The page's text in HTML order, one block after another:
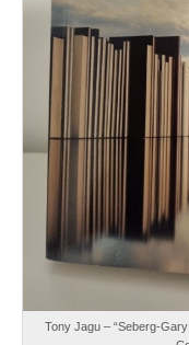
Tony Jagu – “Seberg-